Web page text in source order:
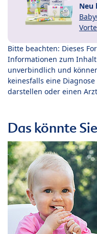
Neu
Bitte beachten: Dieses
Informationen zum
unverbindlich und
keinesfalls eine
darstellen oder einen
Das könnte